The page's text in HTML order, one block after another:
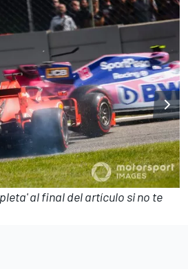
al final del artículo si no te